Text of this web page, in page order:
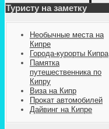
Туристу на заметку
Необычные места на
Кипре
Города-курорты Кипра
Памятка
путешественника по
Кипру
Виза на Кипр
Прокат автомобилей
Дайвинг на Кипре